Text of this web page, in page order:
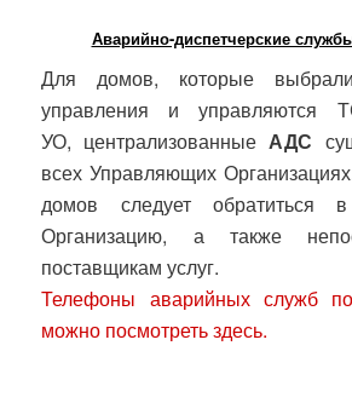
Аварийно-диспетчерские
Для домов, которые
управления и
УО, централизованныеАДС
всех Управляющих
домов следует обратиться
Организацию, а также
поставщикам услуг.
Телефоны аварийных служб
можно посмотреть здесь.